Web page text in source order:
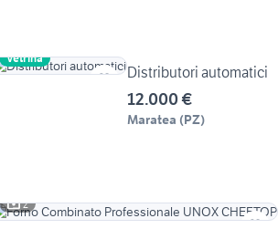
Vetrina
Distributori automatici
12.000 €
Maratea (PZ)
2